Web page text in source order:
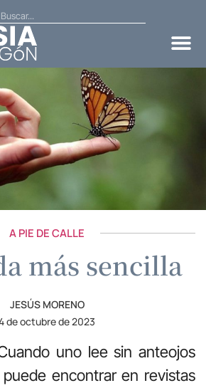
A PIE DE CALLE
más sencilla
JESÚS MORENO
de octubre de 2023
lee sin anteojos
encontrar en revistas